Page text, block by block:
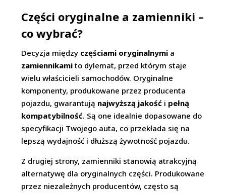
Części oryginalne a zamienniki –
co wybrać?
Decyzja między częściami oryginalnymi a
zamiennikami to dylemat, przed którym staje
wielu właścicieli samochodów. Oryginalne
komponenty, produkowane przez producenta
pojazdu, gwarantują najwyższą jakość i pełną
kompatybilność. Są one idealnie dopasowane do
specyfikacji Twojego auta, co przekłada się na
lepszą wydajność i dłuższą żywotność pojazdu.
Z drugiej strony, zamienniki stanowią atrakcyjną
alternatywę dla oryginalnych części. Produkowane
przez niezależnych producentów, często są